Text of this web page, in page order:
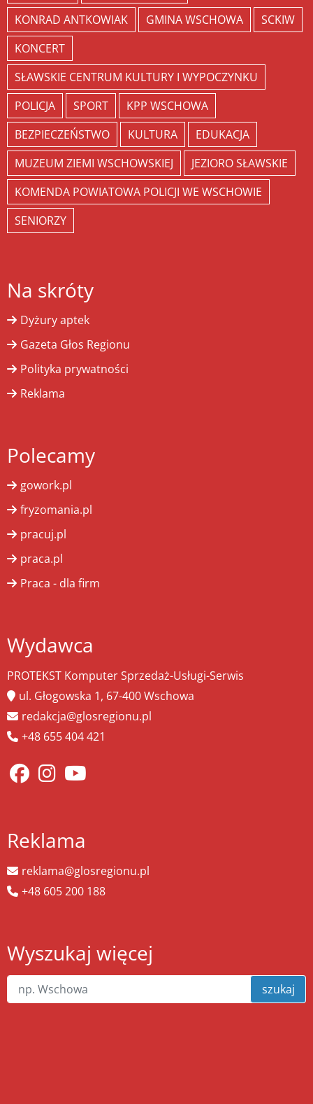
KONRAD ANTKOWIAK
GMINA WSCHOWA
SCKIW
KONCERT
SŁAWSKIE CENTRUM KULTURY I WYPOCZYNKU
POLICJA
SPORT
KPP WSCHOWA
BEZPIECZEŃSTWO
KULTURA
EDUKACJA
MUZEUM ZIEMI WSCHOWSKIEJ
JEZIORO SŁAWSKIE
KOMENDA POWIATOWA POLICJI WE WSCHOWIE
SENIORZY
Na skróty
Dyżury aptek
Gazeta Głos Regionu
Polityka prywatności
Reklama
Polecamy
gowork.pl
fryzomania.pl
pracuj.pl
praca.pl
Praca - dla firm
Wydawca
PROTEKST Komputer Sprzedaż-Usługi-Serwis
ul. Głogowska 1, 67-400 Wschowa
redakcja@glosregionu.pl
+48 655 404 421
Reklama
reklama@glosregionu.pl
+48 605 200 188
Wyszukaj więcej
szukaj